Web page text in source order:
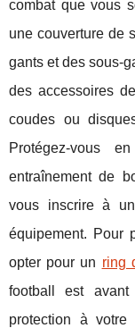
combat que vous
une couverture de
gants et des sous-
des accessoires
coudes ou
Protégez-vous
entraînement de
vous inscrire à
équipement. Pour
opter pour un ring
football est
protection à votre